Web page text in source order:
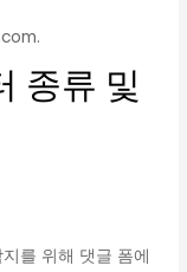
종류 및
를 위해 댓글 폼에